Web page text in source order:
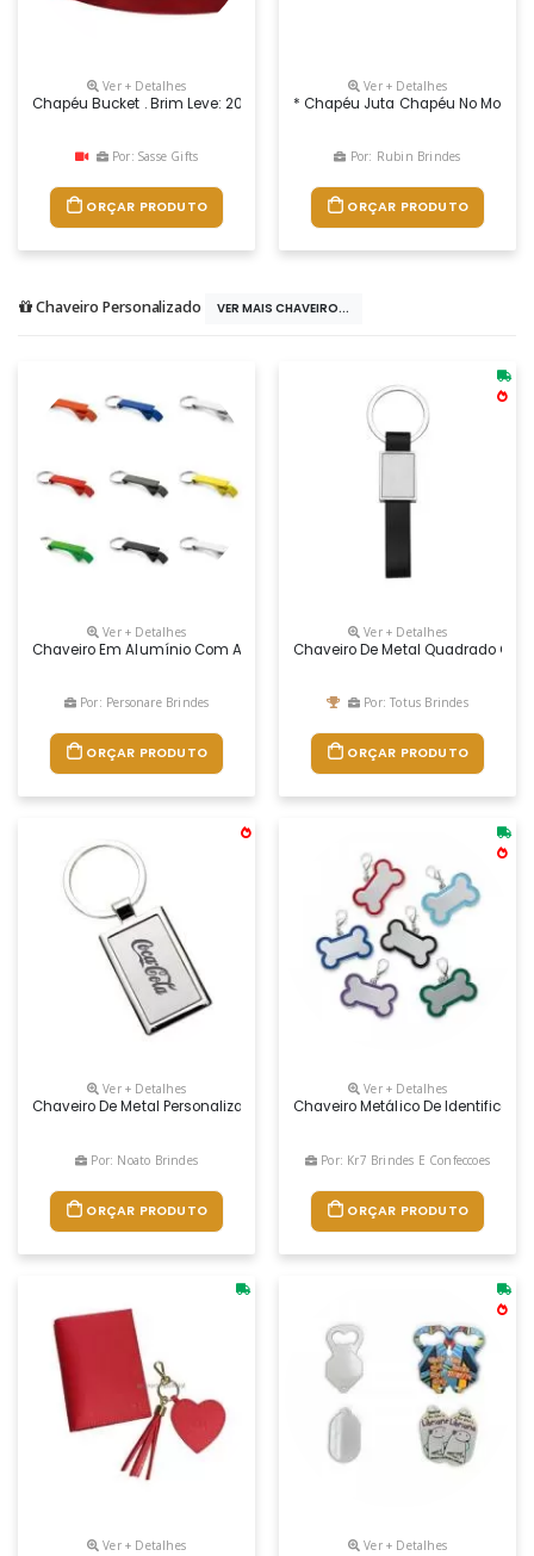
Ver + Detalhes
Chapéu Bucket . Brim Leve: 202 G/m² - 100% Algodão. Brim Pesado:
Por: Sasse Gifts
ORÇAR PRODUTO
Ver + Detalhes
* Chapéu Juta Chapéu No
Por: Rubin Brindes
ORÇAR PRODUTO
Chaveiro Personalizado VER MAIS CHAVEIRO...
Ver + Detalhes
Chaveiro Em Alumínio Com Abridor De Garrafas
Por: Personare Brindes
ORÇAR PRODUTO
Ver + Detalhes
Chaveiro De Metal Quadrado
Por: Totus Brindes
ORÇAR PRODUTO
Ver + Detalhes
Chaveiro De Metal Personalizado, Peso 23g, Dimensões 8 X 3cm, Cor
Por: Noato Brindes
ORÇAR PRODUTO
Ver + Detalhes
Chaveiro Metálico De
Por: Kr7 Brindes E Confeccoes
ORÇAR PRODUTO
Ver + Detalhes Ver + Detalhes